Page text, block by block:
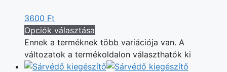
3600 Ft
Opciók választása
Ennek a terméknek több variációja van. A
változatok a termékoldalon választhatók ki